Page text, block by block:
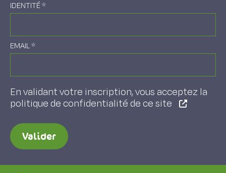
IDENTITÉ*
EMAIL*
En validant votre inscription, vous acceptez la
politique de confidentialité de ce site
Valider